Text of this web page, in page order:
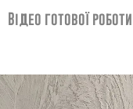
Відео готової